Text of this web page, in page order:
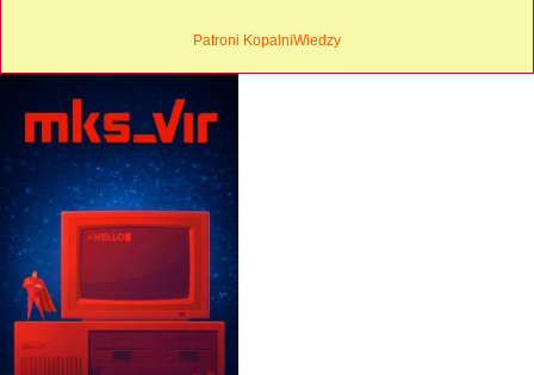
Patroni KopalniWiedzy